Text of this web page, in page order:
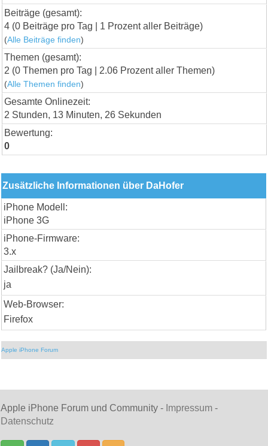
Beiträge (gesamt):
4 (0 Beiträge pro Tag | 1 Prozent aller Beiträge)
(Alle Beiträge finden)
Themen (gesamt):
2 (0 Themen pro Tag | 2.06 Prozent aller Themen)
(Alle Themen finden)
Gesamte Onlinezeit:
2 Stunden, 13 Minuten, 26 Sekunden
Bewertung:
0
Zusätzliche Informationen über DaHofer
iPhone Modell:
iPhone 3G
iPhone-Firmware:
3.x
Jailbreak? (Ja/Nein):
ja
Web-Browser:
Firefox
Apple iPhone Forum
Apple iPhone Forum und Community - Impressum -
Datenschutz